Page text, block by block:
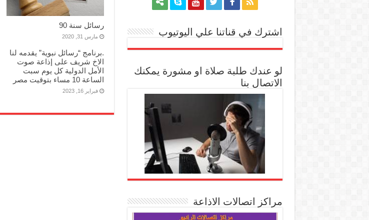
رسائل سنة 90
مارس 31, 2020
.برنامج “رسائل نبوية” يقدمه لنا
الاخ شريف على إذاعة صوت
الأمل الدولية كل يوم سبت
الساعة 10 مساء بتوقيت مصر
فبراير 16, 2023
اشترك في قناتنا علي اليوتيوب
لو عندك طلبة صلاة او مشورة يمكنك
الاتصال بنا
مراكز اتصالات الاذاعة